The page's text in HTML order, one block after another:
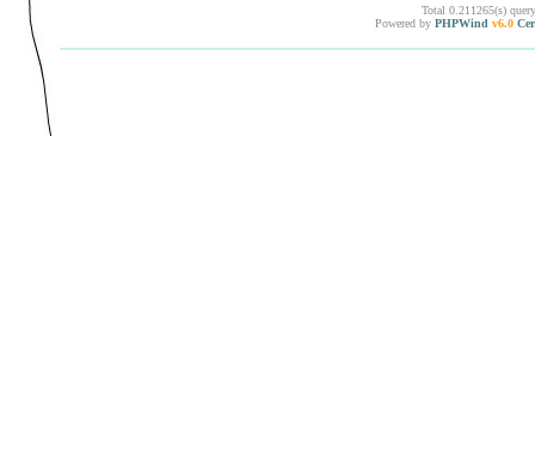
Total 0.211265(s)
Powered by PHPWind v6.0